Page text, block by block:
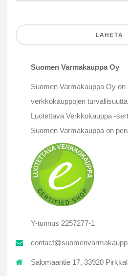
Suomen Varmakauppa Oy
Suomen Varmakauppa Oy on
verkkokauppojen
Luotettava Verkkokauppa -
Suomen Varmakauppa on
Y-tunnus 2257277-1
Salomaantie 17, 33920